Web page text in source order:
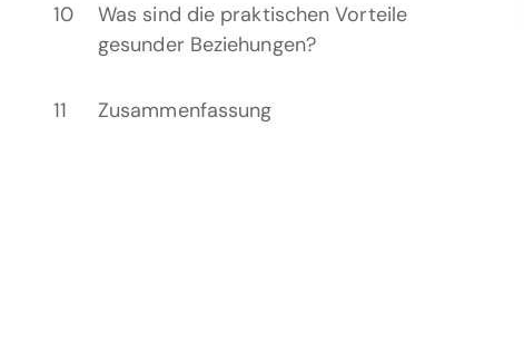
Was sind die praktischen Vorteile
gesunder Beziehungen?
Zusammenfassung